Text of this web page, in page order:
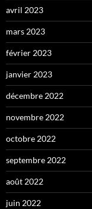
avril 2023
mars 2023
février 2023
janvier 2023
décembre 2022
novembre 2022
octobre 2022
septembre 2022
août 2022
juin 2022